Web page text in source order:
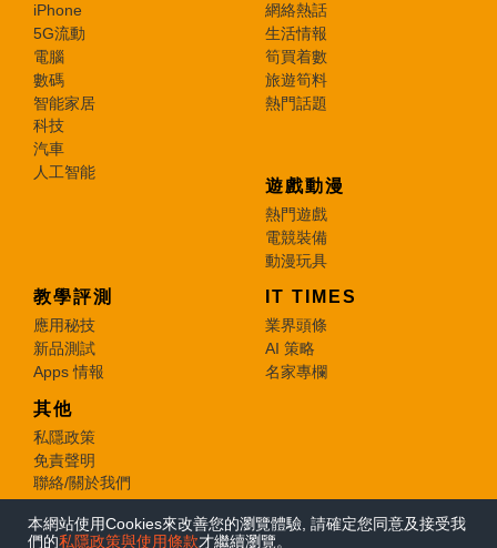
本網站使用Cookies來改善您的瀏覽體驗, 請確定您同意及接受我
們的私隱政策與使用條款才繼續瀏覽。
iPhone
5G流動
電腦
數碼
智能家居
科技
汽車
人工智能
網絡熱話
生活情報
筍買着數
旅遊筍料
熱門話題
遊戲動漫
熱門遊戲
電競裝備
動漫玩具
教學評測
應用秘技
新品測試
Apps 情報
IT TIMES
業界頭條
AI 策略
名家專欄
其他
私隱政策
免責聲明
聯絡/關於我們
© 2026 e-zone. All Rights Reserved.